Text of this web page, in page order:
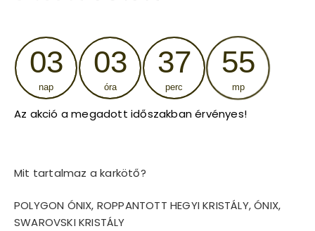
was:
5
490 Ft.
is:
3
843 Ft.
03
nap
03
óra
37
perc
55
mp
Az akció a megadott időszakban érvényes!
Mit tartalmaz a karkötő?
POLYGON ÓNIX, ROPPANTOTT HEGYI KRISTÁLY, ÓNIX,
SWAROVSKI KRISTÁLY